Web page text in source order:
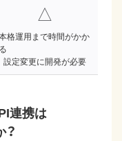
△
格運用まで時間がかか
る
設定変更に開発が必要
連携は